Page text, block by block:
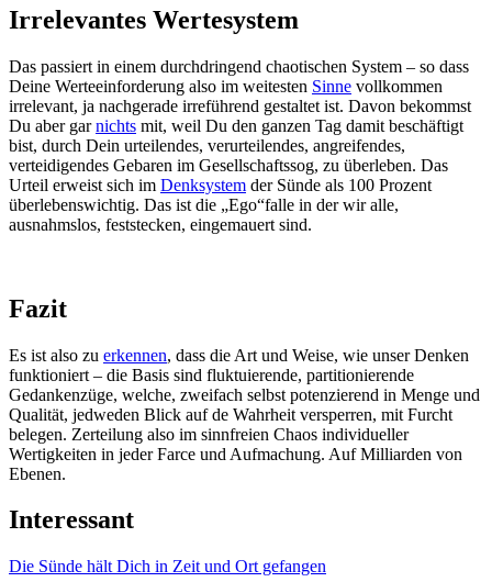
Irrelevantes Wertesystem
Das passiert in einem durchdringend chaotischen System – so dass
Deine Werteeinforderung also im weitesten Sinne vollkommen
irrelevant, ja nachgerade irreführend gestaltet ist. Davon bekommst
Du aber garnichts mit, weil Du den ganzen Tag damit beschäftigt
bist, durch Dein urteilendes, verurteilendes, angreifendes,
verteidigendes Gebaren im Gesellschaftssog, zu überleben. Das
Urteil erweist sich im Denksystem der Sünde als 100 Prozent
überlebenswichtig. Das ist die „Ego“falle in der wir alle,
ausnahmslos, feststecken, eingemauert sind.
Fazit
Es ist also zu erkennen, dass die Art und Weise, wie unser Denken
funktioniert – die Basis sind fluktuierende, partitionierende
Gedankenzüge, welche, zweifach selbst potenzierend in Menge und
Qualität, jedweden Blick auf de Wahrheit versperren, mit Furcht
belegen. Zerteilung also im sinnfreien Chaos individueller
Wertigkeiten in jeder Farce und Aufmachung. Auf Milliarden von
Ebenen.
Interessant
Die Sünde hält Dich in Zeit und Ort gefangen